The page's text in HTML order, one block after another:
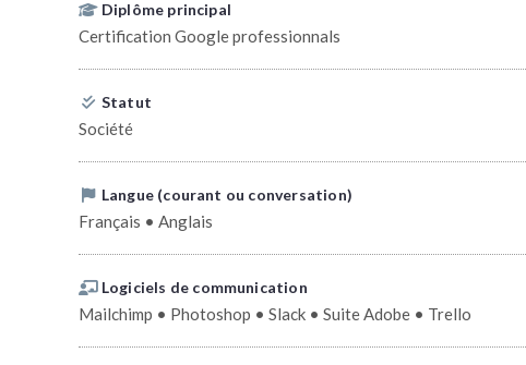
Diplôme principal
Certification Google professionnals
Statut
Société
Langue (courant ou conversation)
Français • Anglais
Logiciels de communication
Mailchimp • Photoshop • Slack • Suite Adobe • Trello